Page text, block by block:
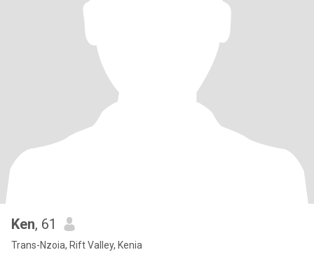
Ken, 61
Trans-Nzoia, Rift Valley, Kenia